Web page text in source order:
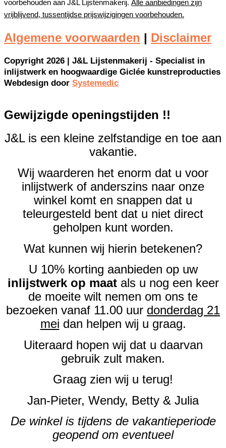
voorbehouden aan J&L Lijstenmakerij. Alle aanbiedingen zijn
vrijblijvend, tussentijdse prijswijzigingen voorbehouden.
Algemene voorwaarden Disclaimer
Copyright 2026 | J&L Lijstenmakerij - Specialist in
inlijstwerk en hoogwaardige Giclée kunstreproducties
Webdesign door Systemedic
Gewijzigde openingstijden !!
J&L is een kleine zelfstandige en toe aan
vakantie.
Wij waarderen het enorm dat u voor
inlijstwerk of anderszins naar onze
winkel komt en snappen dat u
teleurgesteld bent dat u niet direct
geholpen kunt worden.
Wat kunnen wij hierin betekenen?
U 10% korting aanbieden op uw
inlijstwerk op maatals u nog een keer
de moeite wilt nemen om ons te
bezoeken vanaf 11.00 uur donderdag 21
mei dan helpen wij u graag.
Uiteraard hopen wij dat u daarvan
gebruik zult maken.
Graag zien wij u terug!
Jan-Pieter, Wendy, Betty & Julia
De winkel is tijdens de vakantieperiode
geopend om eventueel